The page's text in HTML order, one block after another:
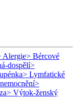
Alergie> Bércové
dospělí>
> Lymfatické
>
> Výtok-ženský